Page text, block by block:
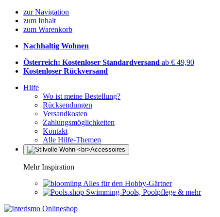
zur Navigation
zum Inhalt
zum Warenkorb
Nachhaltig Wohnen
Österreich: Kostenloser Standardversand ab € 49,90
Kostenloser Rückversand
Hilfe
Wo ist meine Bestellung?
Rücksendungen
Versandkosten
Zahlungsmöglichkeiten
Kontakt
Alle Hilfe-Themen
Mehr Inspiration
Alles für den Hobby-Gärtner
Swimming-Pools, Poolpflege & mehr